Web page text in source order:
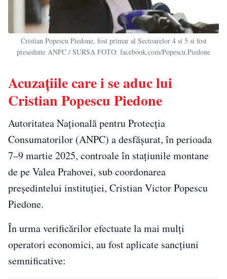
Cristian Popescu Piedone, fost primar al Sectoarelor 4 si 5 si fost
presedinte ANPC / SURSA FOTO: facebook.com/Popescu.Piedone
Acuzațiile care i se aduc lui
Cristian Popescu Piedone
Autoritatea Națională pentru Protecția
Consumatorilor (ANPC) a desfășurat, în perioada
7–9 martie 2025, controale în stațiunile montane
de pe Valea Prahovei, sub coordonarea
președintelui instituției, Cristian Victor Popescu
Piedone.
În urma verificărilor efectuate la mai mulți
operatori economici, au fost aplicate sancțiuni
semnificative: